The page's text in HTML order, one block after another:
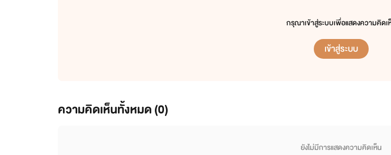
กรุณาเข้าสู่ระบบเพื่อแสดงความคิดเ
เข้าสู่ระบบ
ความคิดเห็นทั้งหมด (0)
ยังไม่มีการแสดงความคิดเห็น